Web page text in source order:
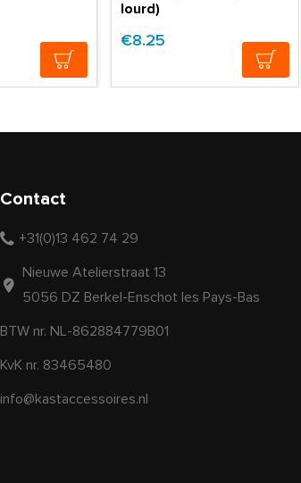
lourd)
€8.25
Contact
+31(0)13 462 74 29
Nieuwe Atelierstraat 13
5056 DZ Berkel-Enschot les Pays-Bas
BTW nr. NL-862884779B01
KvK nr. 83465480
info@kastaccessoires.nl